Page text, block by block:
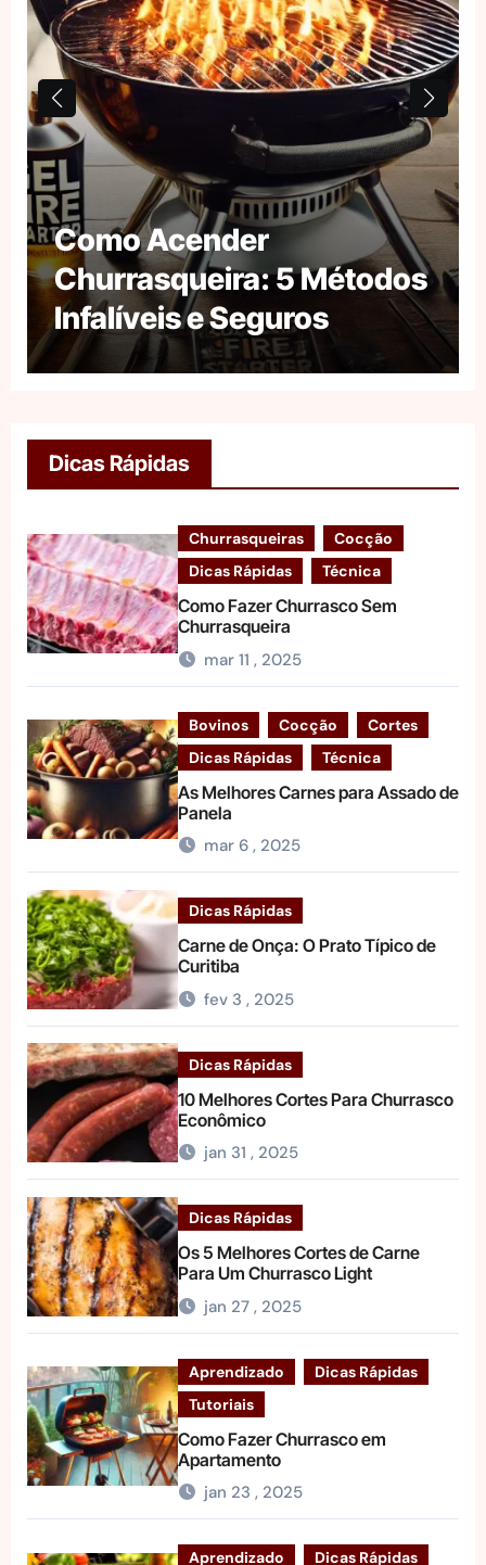
Como Acender
Churrasqueira: 5 Métodos
Infalíveis e Seguros
Dicas Rápidas
Churrasqueiras
Cocção
Dicas Rápidas
Técnica
Como Fazer Churrasco Sem
Churrasqueira
mar 11 , 2025
Bovinos Cocção
Cortes
Dicas Rápidas
Técnica
As Melhores Carnes para Assado de
Panela
mar 6 , 2025
Dicas Rápidas
Carne de Onça: O Prato Típico de
Curitiba
fev 3 , 2025
Dicas Rápidas
10 Melhores Cortes Para Churrasco
Econômico
jan 31 , 2025
Dicas Rápidas
Os 5 Melhores Cortes de Carne
Para Um Churrasco Light
jan 27 , 2025
Aprendizado
Dicas Rápidas
Tutoriais
Como Fazer Churrasco em
Apartamento
jan 23 , 2025
Aprendizado
Dicas Rápidas